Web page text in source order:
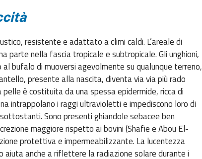
resistente e adattato a climi caldi. L’areale di
parte nella fascia tropicale e subtropicale. Gli unghioni,
bufalo di muoversi agevolmente su qualunque terreno,
presente alla nascita, diventa via via più rado
pelle è costituita da una spessa epidermide, ricca di
intrappolano i raggi ultravioletti e impediscono loro di
Sono presenti ghiandole sebacee ben
maggiore rispetto ai bovini (Shafie e Abou El-
protettiva e impermeabilizzante. La lucentezza
anche a riflettere la radiazione solare durante i